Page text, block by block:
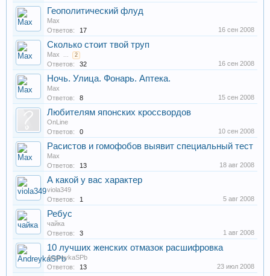
Геополитический флуд
Max
Ответов:
17 16 сен 2008
Сколько стоит твой труп
Max ... 2
Ответов: 32 16 сен 2008
Ночь. Улица. Фонарь. Аптека.
Max
Ответов:
8 15 сен 2008
Любителям японских кроссвордов
OnLine
Ответов:
0 10 сен 2008
Расистов и гомофобов выявит специальный тест
Max
Ответов:
13 18 авг 2008
А какой у вас характер
viola349
Ответов:
1 5 авг 2008
Ребус
чайка
Ответов:
3 1 авг 2008
10 лучших женских отмазок расшифровка
AndreykaSPb
Ответов:
13 23 июл 2008